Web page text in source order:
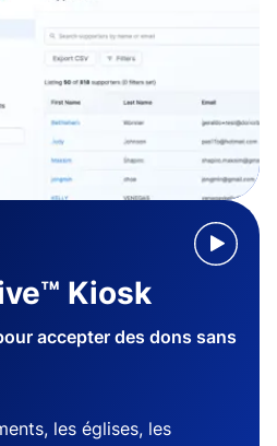
Kiosk
accepter des dons sans
les églises, les